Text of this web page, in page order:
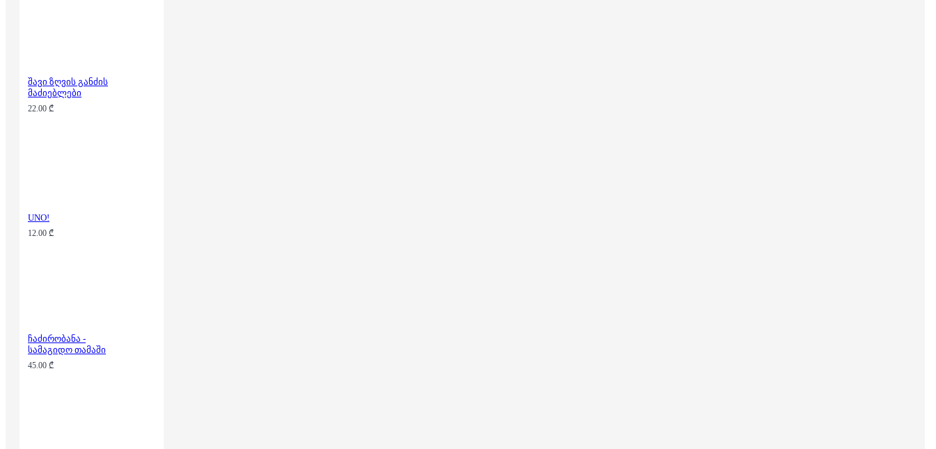
შავი ზღვის განძის
მაძიებლები
22.00 ₾
UNO!
12.00 ₾
ჩაძირობანა -
სამაგიდო თამაში
45.00 ₾